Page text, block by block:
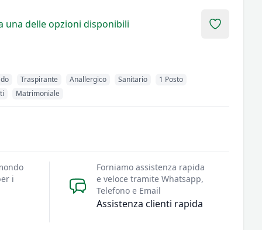
una delle opzioni disponibili Add to
Traspirante Anallergico Sanitario
1 Posto
Matrimoniale
i
Assistenza clienti rapida
Forniamo assistenza rapida
e veloce tramite Whatsapp,
Telefono e Email